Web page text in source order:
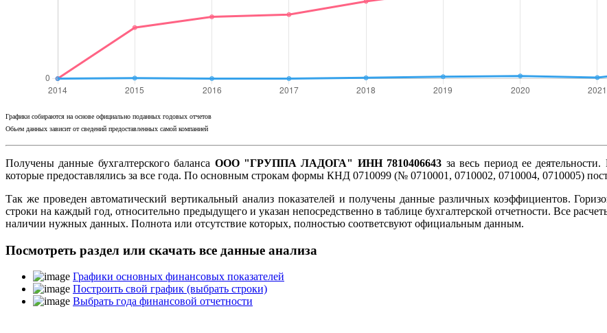
Графики собираются на основе официально поданных годовых отчетов
Обьем данных зависит от сведений предоставленных самой компанией
Получены данные бухгалтерского баланса ООО "ГРУППА ЛАДОГА" ИНН 7810406643 за весь период ее
которые предоставлялись за все года. По основным строкам формы КНД 0710099 (№ 0710001, 0710002, 0710004, 0710005)
Так же проведен автоматический вертикальный анализ показателей и получены данные различных коэффициентов.
строки на каждый год, относительно предыдущего и указан непосредственно в таблице бухгалтерской отчетности. Все
наличии нужных данных. Полнота или отсутствие которых, полностью соответсвуют официальным данным.
Посмотреть раздел или скачать все данные анализа
Графики основных финансовых показателей
Построить свой график (выбрать строки)
Выбрать года финансовой отчетности